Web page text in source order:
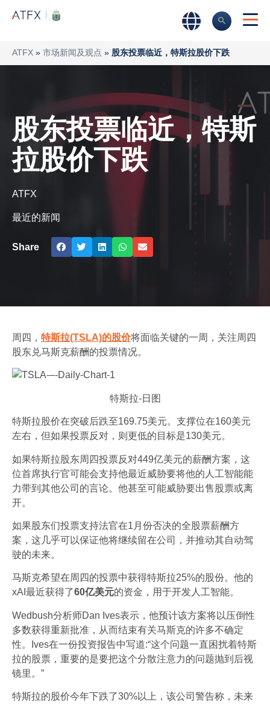
ATFX » 市场新闻及观点 » 股东投票临近，特斯拉股价下跌
股东投票临近，特斯
拉股价下跌
ATFX
最近的新闻
Share
周四， 特斯拉(TSLA)的股价将面临关键的一周，关注周四
股东兑马斯克薪酬的投票情况。
特斯拉-日图
特斯拉股价在突破后跌至169.75美元。支撑位在160美元
左右，但如果投票反对，则更低的目标是130美元。
如果特斯拉股东周四投票反对449亿美元的薪酬方案，这
位首席执行官可能会支持他最近威胁要将他的人工智能能
力带到其他公司的言论。他甚至可能威胁要出售股票或离
开。
如果股东们投票支持法官在1月份否决的全股票薪酬方
案，这几乎可以保证他将继续留在公司，并推动其自动驾
驶的未来。
马斯克希望在周四的投票中获得特斯拉25%的股份。他的
xAI最近获得了60亿美元的资金，用于开发人工智能。
Wedbush分析师Dan Ives表示，他预计该方案将以压倒性
多数获得重新批准，从而结束有关马斯克的许多不确定
性。Ives在一份投资报告中写道:“这个问题一直困扰着特斯
拉的股票，重要的是要把这个分散注意力的问题抛到后视
镜里。”
特斯拉的股价今年下跌了30%以上，该公司警告称，未来